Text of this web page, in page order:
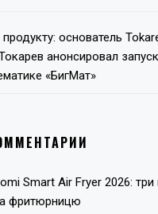
основатель
анонсировал
«БигМат»
Smart Air Fryer 2026: три
фритюрницю